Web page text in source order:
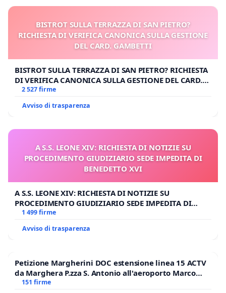
BISTROT SULLA TERRAZZA DI SAN PIETRO?
RICHIESTA DI VERIFICA CANONICA SULLA GESTIONE
DEL CARD. GAMBETTI
BISTROT SULLA TERRAZZA DI SAN PIETRO? RICHIESTA
DI VERIFICA CANONICA SULLA GESTIONE DEL CARD.
GAMBETTI
2 527 firme
Avviso di trasparenza
A S.S. LEONE XIV: RICHIESTA DI NOTIZIE SU
PROCEDIMENTO GIUDIZIARIO SEDE IMPEDITA DI
BENEDETTO XVI
A S.S. LEONE XIV: RICHIESTA DI NOTIZIE SU
PROCEDIMENTO GIUDIZIARIO SEDE IMPEDITA DI
BENEDETTO XVI
1 499 firme
Avviso di trasparenza
Petizione Margherini DOC estensione linea 15 ACTV
da Marghera P.zza S. Antonio all'aeroporto Marco
Polo tariffa a € 1,50
151 firme